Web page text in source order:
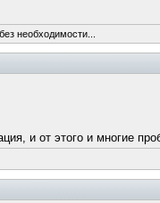
необходимости...
и от этого и многие